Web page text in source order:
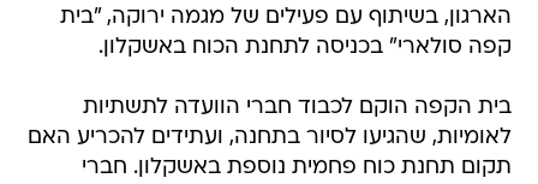
הארגון, בשיתוף עם פעילים של מגמה ירוקה, "בית
קפה סולארי" בכניסה לתחנת הכוח באשקלון.
בית הקפה הוקם לכבוד חברי הוועדה לתשתיות
לאומיות, שהגיעו לסיור בתחנה, ועתידים להכריע האם
תקום תחנת כוח פחמית נוספת באשקלון. חברי